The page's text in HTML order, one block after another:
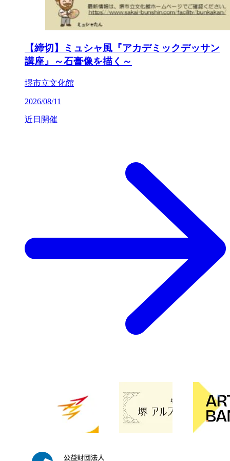
【締切】ミュシャ風『アカデミックデッサン
講座』～石膏像を描く～
堺市立文化館
2026/08/11
近日開催